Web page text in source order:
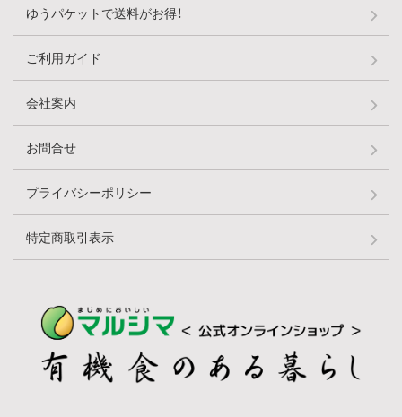
ゆうパケットで送料がお得！
ご利用ガイド
会社案内
お問合せ
プライバシーポリシー
特定商取引表示